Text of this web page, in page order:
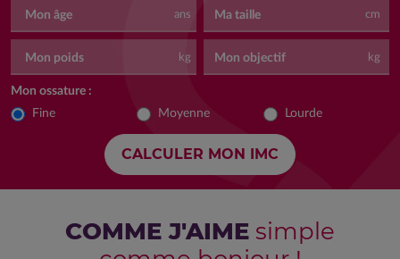
Mon âge ans Ma taille cm
Mon poids kg Mon objectif kg
Mon ossature :
Fine Moyenne Lourde
COMME J'AIME simple